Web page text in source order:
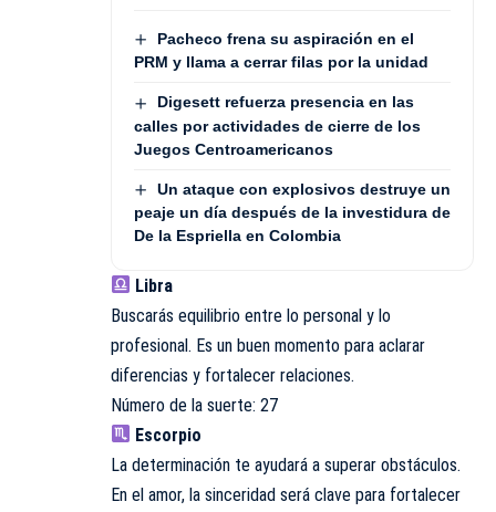
Pacheco frena su aspiración en el
PRM y llama a cerrar filas por la unidad
Digesett refuerza presencia en las
calles por actividades de cierre de los
Juegos Centroamericanos
Un ataque con explosivos destruye un
peaje un día después de la investidura de
De la Espriella en Colombia
Libra
Buscarás equilibrio entre lo personal y lo
profesional. Es un buen momento para aclarar
diferencias y fortalecer relaciones.
Número de la suerte: 27
Escorpio
La determinación te ayudará a superar obstáculos.
En el amor, la sinceridad será clave para fortalecer